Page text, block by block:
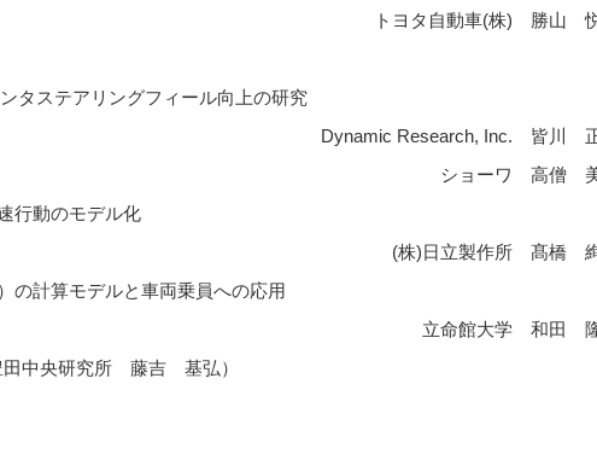
トヨタ自動車(株) 勝山
タステアリングフィール向上の研究
Dynamic Research, Inc. 皆川
ショーワ 高僧
行動のモデル化
(株)日立製作所 髙橋
の計算モデルと車両乗員への応用
立命館大学 和田
中央研究所 藤吉 基弘）